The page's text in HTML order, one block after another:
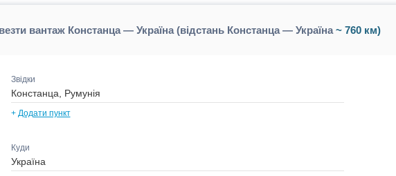
вантаж Констанца — Україна (відстань Констанца — Україна~ 760 км)
Звідки
+ Додати пункт
Куди